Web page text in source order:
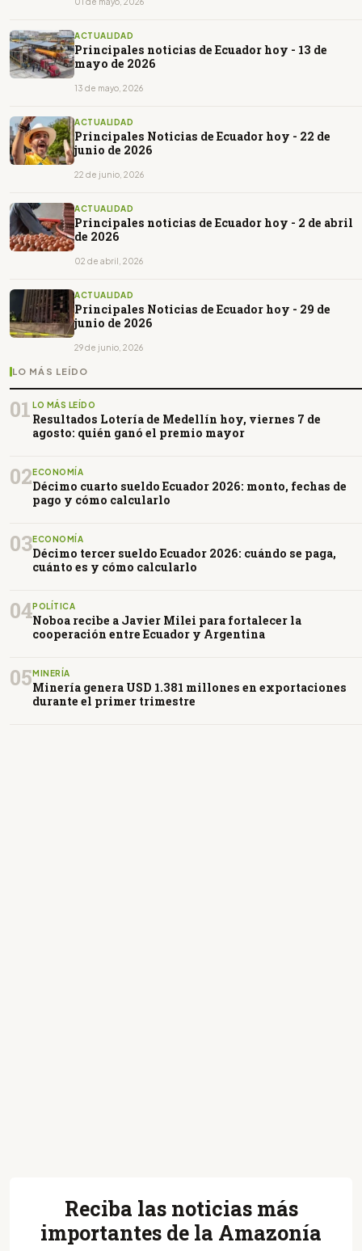
ACTUALIDAD
Principales noticias de Ecuador hoy - 13 de
mayo de 2026
13 de mayo, 2026
ACTUALIDAD
Principales Noticias de Ecuador hoy - 22 de
junio de 2026
22 de junio, 2026
ACTUALIDAD
Principales noticias de Ecuador hoy - 2 de abril
de 2026
02 de abril, 2026
ACTUALIDAD
Principales Noticias de Ecuador hoy - 29 de
junio de 2026
29 de junio, 2026
LO MÁS LEÍDO
01 LO MÁS LEÍDO
Resultados Lotería de Medellín hoy, viernes 7 de
agosto: quién ganó el premio mayor
02ECONOMÍA
Décimo cuarto sueldo Ecuador 2026: monto, fechas de
pago y cómo calcularlo
03ECONOMÍA
Décimo tercer sueldo Ecuador 2026: cuándo se paga,
cuánto es y cómo calcularlo
04POLÍTICA
Noboa recibe a Javier Milei para fortalecer la
cooperación entre Ecuador y Argentina
05MINERÍA
Minería genera USD 1.381 millones en exportaciones
durante el primer trimestre
Reciba las noticias más
importantes de la Amazonía